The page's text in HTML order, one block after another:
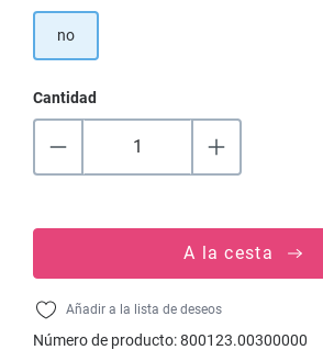
no
Cantidad
A la cesta
Añadir a la lista de deseos
Número de producto:800123.00300000